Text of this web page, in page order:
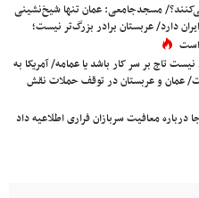
مسجدجامعی: عمان تنها شیخ‌نشینی
دارد/ عربستان برادر بزرگ‌تر نیست؛
تاج بر سر کار باشد یا عمامه/ آمریکا به
عمان و عربستان در توقف حملات نقش
درباره معافیت سربازان فراری اطلاعیه داد